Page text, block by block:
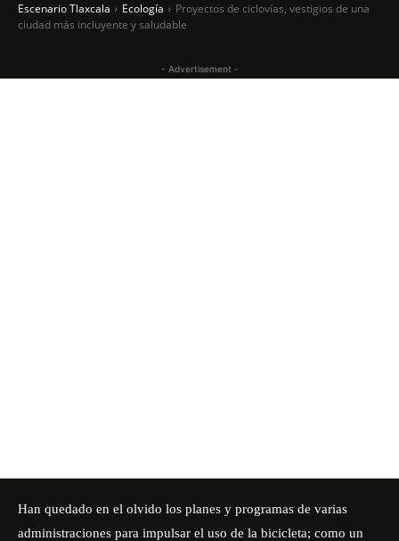
Escenario Tlaxcala Ecología
Proyectos de ciclovías, vestigios de una
ciudad más incluyente y saludable
- Advertisement -
Han quedado en el olvido los planes y programas de varias
administraciones para impulsar el uso de la bicicleta; como un